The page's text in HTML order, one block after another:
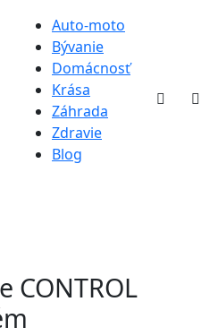
Auto-moto
Bývanie
Domácnosť
Krása
Záhrada
Zdravie
Blog
CONTROL